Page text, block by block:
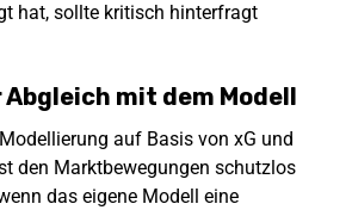
hat, sollte kritisch hinterfragt
Abgleich mit dem Modell
auf Basis von xG und
den Marktbewegungen schutzlos
das eigene Modell eine